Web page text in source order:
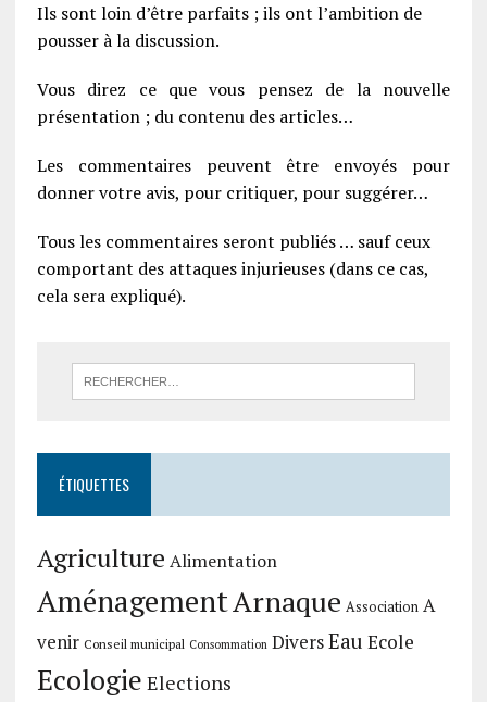
Ils sont loin d’être parfaits ; ils ont l’ambition de
pousser à la discussion.
Vous direz ce que vous pensez de la nouvelle
présentation ; du contenu des articles…
Les commentaires peuvent être envoyés pour
donner votre avis, pour critiquer, pour suggérer…
Tous les commentaires seront publiés … sauf ceux
comportant des attaques injurieuses (dans ce cas,
cela sera expliqué).
ÉTIQUETTES
Agriculture Alimentation
AménagementArnaque Association A
venir Conseil municipal Consommation DiversEau Ecole
Ecologie Elections